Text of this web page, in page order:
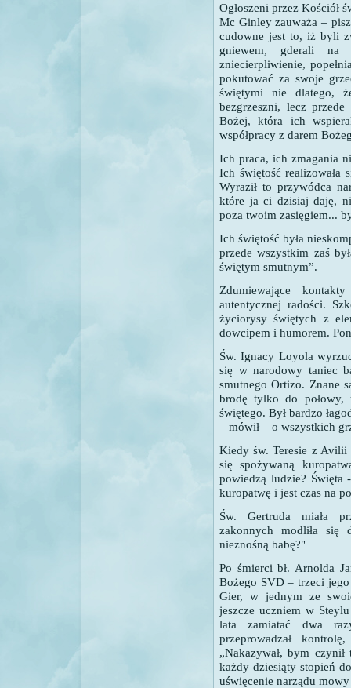
Ogłoszeni przez Kościół
Mc Ginley zauważa –
cudowne jest to, iż byli
gniewem, gderali na
zniecierpliwienie,
pokutować za swoje
świętymi nie dlatego,
bezgrzeszni, lecz
Bożej, która ich
współpracy z darem
Ich praca, ich zmagania
Ich świętość realizowała
Wyraził to przywódca
które ja ci dzisiaj daję,
poza twoim zasięgiem...
Ich świętość była
przede wszystkim zaś
świętym smutnym”.
Zdumiewające
autentycznej radości.
życiorysy świętych z
dowcipem i humorem.
Św. Ignacy Loyola
się w narodowy taniec
smutnego Ortizo. Znane
brodę tylko do połowy,
świętego. Był bardzo
– mówił – o wszystkich
Kiedy św. Teresie z
się spożywaną
powiedzą ludzie? Święta
kuropatwę i jest czas na
Św. Gertruda miała
zakonnych modliła się
nieznośną babę?"
Po śmierci bł. Arnolda
Bożego SVD – trzeci jego
Gier, w jednym ze
jeszcze uczniem w
lata zamiatać dwa
przeprowadzał
„Nakazywał, bym
każdy dziesiąty stopień
uświęcenie narządu